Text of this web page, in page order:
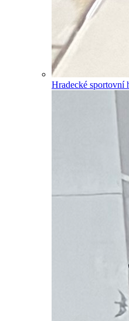
Hradecké sportovní